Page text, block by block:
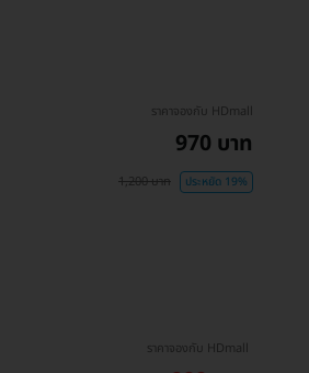
ราคาจองกับ HDmall
970 บาท
1,200 บาท ประหยัด 19%
ราคาจองกับ HDmall